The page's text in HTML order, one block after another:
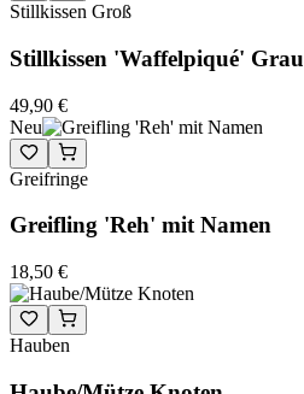
Stillkissen Groß
Stillkissen 'Waffelpiqué' Grau
49,90 €
Neu
Greifringe
Greifling 'Reh' mit Namen
18,50 €
Hauben